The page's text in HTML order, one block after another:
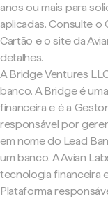
anos ou mais para
aplicadas. Consulte
Cartão e o site da
detalhes.
A Bridge Ventures
banco. A Bridge é
financeira e é a
responsável por
em nome do Lead
um banco. A Avian
tecnologia financeira
Plataforma